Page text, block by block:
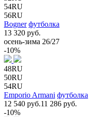
54RU
56RU
Bogner футболка
13 320 руб.
осень-зима 26/27
-10%
48RU
50RU
54RU
Emporio Armani футболка
12 540 руб.11 286 руб.
-10%